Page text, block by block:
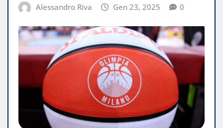
Alessandro Riva Gen 23, 2025 0